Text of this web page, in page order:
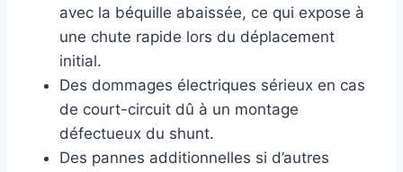
avec la béquille abaissée, ce qui expose à
une chute rapide lors du déplacement
initial.
Des dommages électriques sérieux en cas
de court-circuit dû à un montage
défectueux du shunt.
Des pannes additionnelles si d’autres